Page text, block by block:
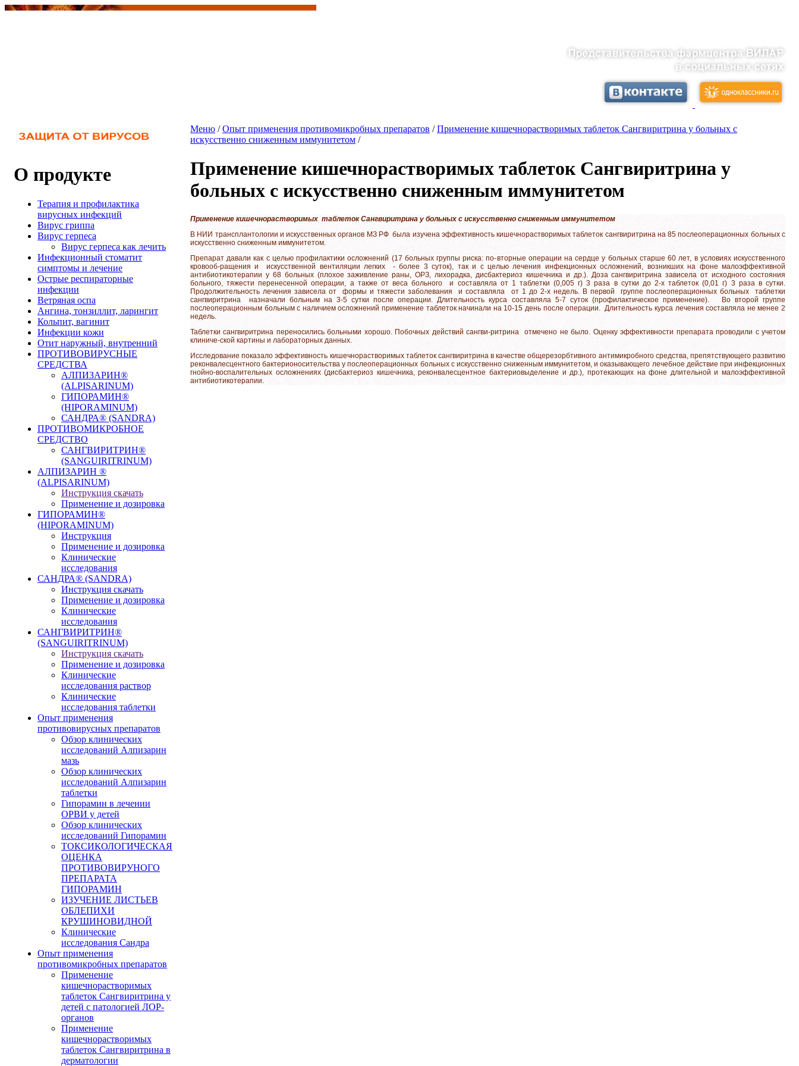
О продукте
Терапия и профилактика
вирусных инфекций
Вирус гриппа
Вирус герпеса
Вирус герпеса как лечить
Инфекционный стоматит
симптомы и лечение
Острые респираторные
инфекции
Ветряная оспа
Ангина, тонзиллит, ларингит
Кольпит, вагинит
Инфекции кожи
Отит наружный, внутренний
ПРОТИВОВИРУСНЫЕ
СРЕДСТВА
АЛПИЗАРИН®
(ALPISARINUM)
ГИПОРАМИН®
(HIPORAMINUM)
САНДРА® (SANDRA)
ПРОТИВОМИКРОБНОЕ
СРЕДСТВО
САНГВИРИТРИН®
(SANGUIRITRINUM)
АЛПИЗАРИН ®
(ALPISARINUM)
Инструкция скачать
Применение и дозировка
ГИПОРАМИН®
(HIPORAMINUM)
Инструкция
Применение и дозировка
Клинические
исследования
САНДРА® (SANDRA)
Инструкция скачать
Применение и дозировка
Клинические
исследования
САНГВИРИТРИН®
(SANGUIRITRINUM)
Инструкция скачать
Применение и дозировка
Клинические
исследования раствор
Клинические
исследования таблетки
Опыт применения
противовирусных препаратов
Обзор клинических
исследований Алпизарин
мазь
Обзор клинических
исследований Алпизарин
таблетки
Гипорамин в лечении
ОРВИ у детей
Обзор клинических
исследований Гипорамин
ТОКСИКОЛОГИЧЕСКАЯ
ОЦЕНКА
ПРОТИВОВИРУНОГО
ПРЕПАРАТА
ГИПОРАМИН
ИЗУЧЕНИЕ ЛИСТЬЕВ
ОБЛЕПИХИ
КРУШИНОВИДНОЙ
Клинические
исследования Сандра
Опыт применения
противомикробных препаратов
Применение
кишечнорастворимых
таблеток Сангвиритрина у
детей с патологией ЛОР-
органов
Применение
кишечнорастворимых
таблеток Сангвиритрина в
дерматологии
Меню /Опыт применения противомикробных препаратов /Применение кишечнорастворимых таблеток Сангвиритрина у больных с
искусственно сниженным иммунитетом /
Применение кишечнорастворимых таблеток Сангвиритрина у
больных с искусственно сниженным иммунитетом
Применение кишечнорастворимых таблеток Сангвиритрина у больных с искусственно сниженным иммунитетом
В НИИ трансплантологии и искусственных органов МЗ РФ была изучена эффективность кишечнорастворимых таблеток сангвиритрина на 85 послеоперационных больных с
искусственно сниженным иммунитетом.
Препарат давали как с целью профилактики осложнений (17 больных группы риска: по-вторные операции на сердце у больных старше 60 лет, в условиях искусственного
кровооб-ращения и искусственной вентиляции легких - более 3 суток), так и с целью лечения инфекционных осложнений, возникших на фоне малоэффективной
антибиотикотерапии у 68 больных (плохое заживление раны, ОРЗ, лихорадка, дисбактериоз кишечника и др.). Доза сангвиритрина зависела от исходного состояния
больного, тяжести перенесенной операции, а также от веса больного и составляла от 1 таблетки (0,005 г) 3 раза в сутки до 2-х таблеток (0,01 г) 3 раза в сутки.
Продолжительность лечения зависела от формы и тяжести заболевания и составляла от 1 до 2-х недель. В первой группе послеоперационных больных таблетки
сангвиритрина назначали больным на 3-5 сутки после операции. Длительность курса составляла 5-7 суток (профилактическое применение). Во второй группе
послеоперационным больным с наличием осложнений применение таблеток начинали на 10-15 день после операции. Длительность курса лечения составляла не менее 2
недель.
Таблетки сангвиритрина переносились больными хорошо. Побочных действий сангви-ритрина отмечено не было. Оценку эффективности препарата проводили с учетом
клиниче-ской картины и лабораторных данных.
Исследование показало эффективность кишечнорастворимых таблеток сангвиритрина в качестве общерезорбтивного антимикробного средства, препятствующего развитию
реконвалесцентного бактерионосительства у послеоперационных больных с искусственно сниженным иммунитетом, и оказывающего лечебное действие при инфекционных
гнойно-воспалительных осложнениях (дисбактериоз кишечника, реконвалесцентное бактериовыделение и др.), протекающих на фоне длительной и малоэффективной
антибиотикотерапии.